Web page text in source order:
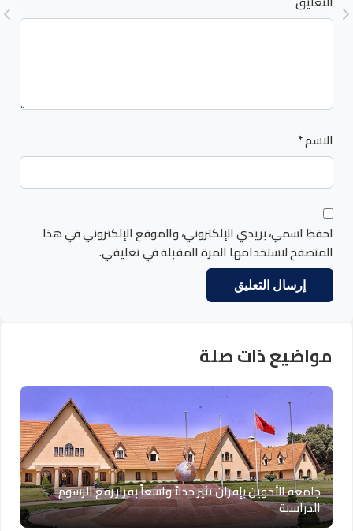
الاسم*
احفظ اسمي، بريدي الإلكتروني، والموقع الإلكتروني في هذا
المتصفح لاستخدامها المرة المقبلة في تعليقي.
مواضيع ذات صلة
جامعة الأخوين بإفران تثير جدلاً واسعاً بقرار رفع الرسوم
الدراسية